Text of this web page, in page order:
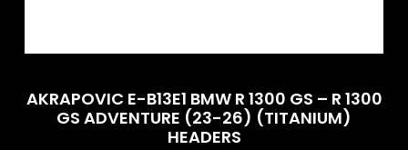
AKRAPOVIC E-B13E1 BMW R 1300 GS – R 1300
GS ADVENTURE (23-26) (TITANIUM)
HEADERS